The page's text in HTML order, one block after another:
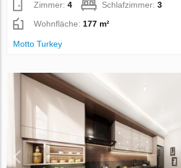
Zimmer:4 Schlafzimmer:3
Wohnfläche: 177 m²
Motto Turkey